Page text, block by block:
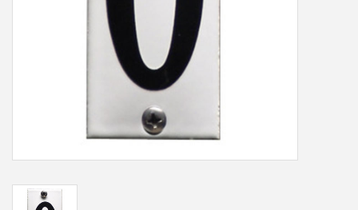
Cadeaubonnen
gesneden